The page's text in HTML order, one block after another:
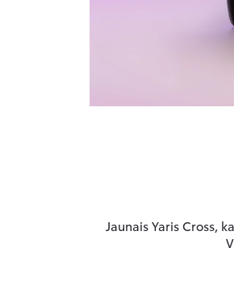
Jaunais Yaris Cross,